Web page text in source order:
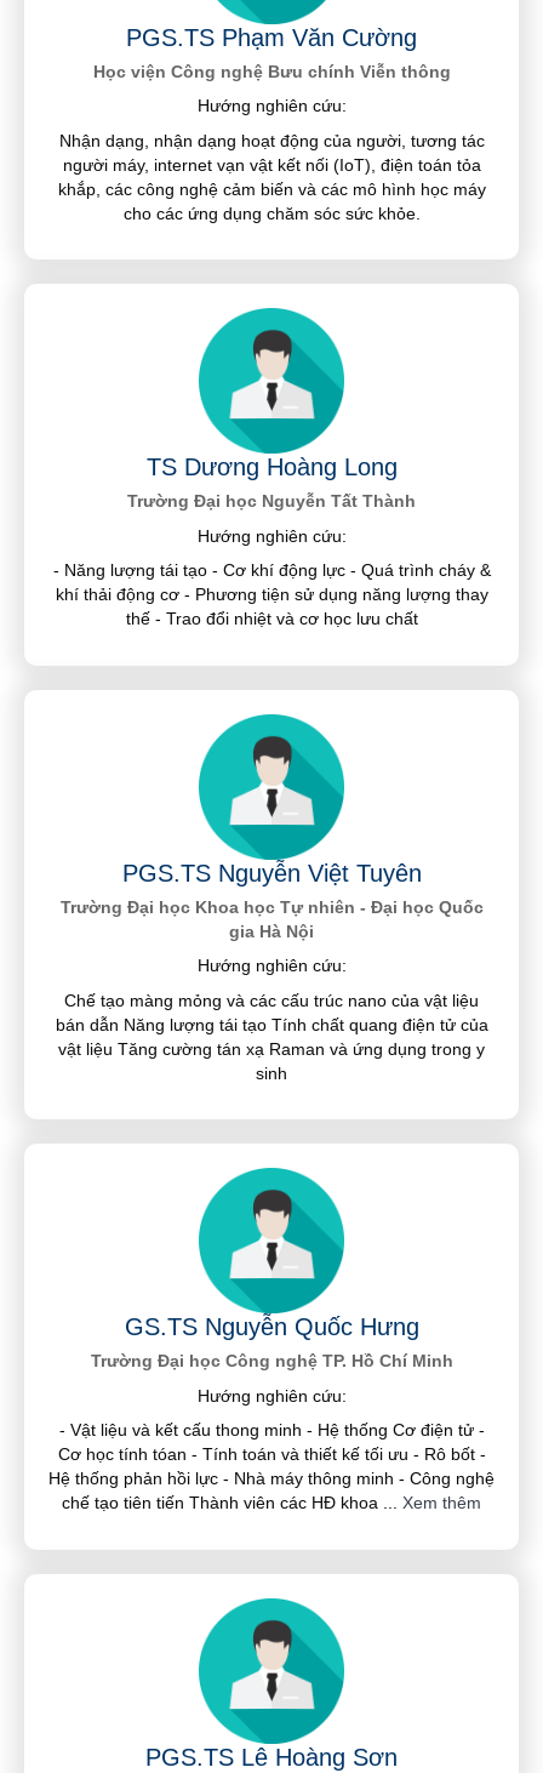
PGS.TS Phạm Văn Cường
Học viện Công nghệ Bưu chính Viễn thông
Hướng nghiên cứu:
Nhận dạng, nhận dạng hoạt động của người, tương tác
người máy, internet vạn vật kết nối (IoT), điện toán tỏa
khắp, các công nghệ cảm biến và các mô hình học máy
cho các ứng dụng chăm sóc sức khỏe.
TS Dương Hoàng Long
Trường Đại học Nguyễn Tất Thành
Hướng nghiên cứu:
- Năng lượng tái tạo - Cơ khí động lực - Quá trình cháy &
khí thải động cơ - Phương tiện sử dụng năng lượng thay
thế - Trao đổi nhiệt và cơ học lưu chất
PGS.TS Nguyễn Việt Tuyên
Trường Đại học Khoa học Tự nhiên - Đại học Quốc
gia Hà Nội
Hướng nghiên cứu:
Chế tạo màng mỏng và các cấu trúc nano của vật liệu
bán dẫn Năng lượng tái tạo Tính chất quang điện tử của
vật liệu Tăng cường tán xạ Raman và ứng dụng trong y
sinh
GS.TS Nguyễn Quốc Hưng
Trường Đại học Công nghệ TP. Hồ Chí Minh
Hướng nghiên cứu:
- Vật liệu và kết cấu thong minh - Hệ thống Cơ điện tử -
Cơ học tính tóan - Tính toán và thiết kế tối ưu - Rô bốt -
Hệ thống phản hồi lực - Nhà máy thông minh - Công nghệ
chế tạo tiên tiến Thành viên các HĐ khoa
Xem thêm
PGS.TS Lê Hoàng Sơn